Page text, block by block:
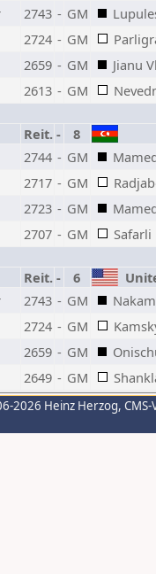
2743 - GM
2724 - GM
2659 - GM
Jianu
2613 - GM
Reit. -
8
2744 - GM
2717 - GM
2723 - GM
2707 - GM
Safarli
Reit. - 6
2743 - GM
2724 - GM
2659 - GM
2649 - GM
2026 Heinz Herzog,